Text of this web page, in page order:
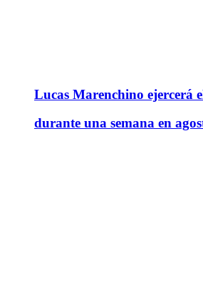
Lucas Marenchino ejercerá
durante una semana en